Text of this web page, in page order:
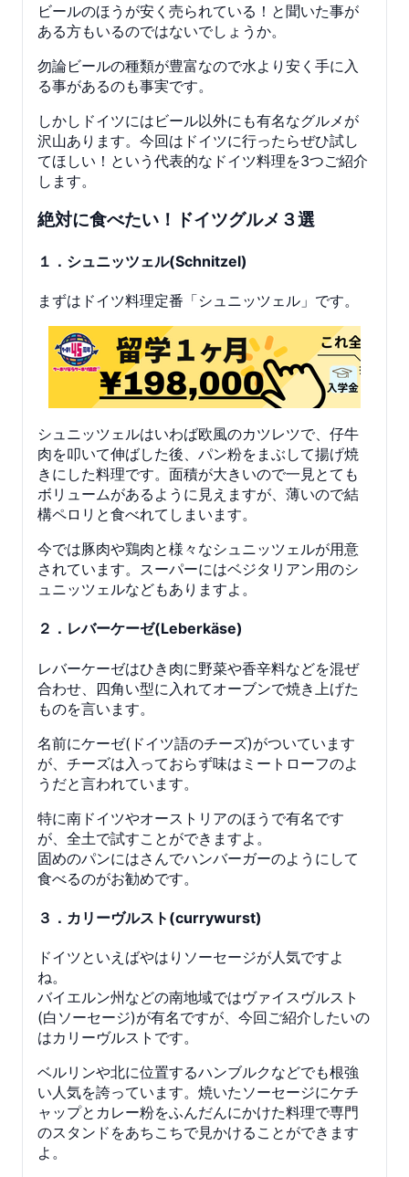
ビールのほうが安く売られている！と聞いた事が
ある方もいるのではないでしょうか。
勿論ビールの種類が豊富なので水より安く手に入
る事があるのも事実です。
しかしドイツにはビール以外にも有名なグルメが
沢山あります。今回はドイツに行ったらぜひ試し
てほしい！という代表的なドイツ料理を3つご紹介
します。
絶対に食べたい！ドイツグルメ３選
１．シュニッツェル(Schnitzel)
まずはドイツ料理定番「シュニッツェル」です。
シュニッツェルはいわば欧風のカツレツで、仔牛
肉を叩いて伸ばした後、パン粉をまぶして揚げ焼
きにした料理です。面積が大きいので一見とても
ボリュームがあるように見えますが、薄いので結
構ペロリと食べれてしまいます。
今では豚肉や鶏肉と様々なシュニッツェルが用意
されています。スーパーにはベジタリアン用のシ
ュニッツェルなどもありますよ。
２．レバーケーゼ(Leberkäse)
レバーケーゼはひき肉に野菜や香辛料などを混ぜ
合わせ、四角い型に入れてオーブンで焼き上げた
ものを言います。
名前にケーゼ(ドイツ語のチーズ)がついています
が、チーズは入っておらず味はミートローフのよ
うだと言われています。
特に南ドイツやオーストリアのほうで有名です
が、全土で試すことができますよ。
固めのパンにはさんでハンバーガーのようにして
食べるのがお勧めです。
３．カリーヴルスト(currywurst)
ドイツといえばやはりソーセージが人気ですよ
ね。
バイエルン州などの南地域ではヴァイスヴルスト
(白ソーセージ)が有名ですが、今回ご紹介したいの
はカリーヴルストです。
ベルリンや北に位置するハンブルクなどでも根強
い人気を誇っています。焼いたソーセージにケチ
ャップとカレー粉をふんだんにかけた料理で専門
のスタンドをあちこちで見かけることができます
よ。